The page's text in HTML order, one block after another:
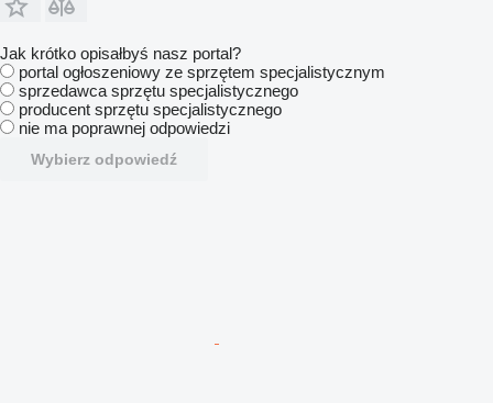
Jak krótko opisałbyś nasz portal?
portal ogłoszeniowy ze sprzętem specjalistycznym
sprzedawca sprzętu specjalistycznego
producent sprzętu specjalistycznego
nie ma poprawnej odpowiedzi
Wybierz odpowiedź